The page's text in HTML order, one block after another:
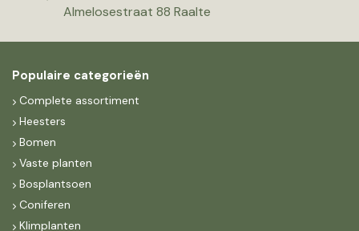
Almelosestraat 88 Raalte
Populaire categorieën
Complete assortiment
Heesters
Bomen
Vaste planten
Bosplantsoen
Coniferen
Klimplanten